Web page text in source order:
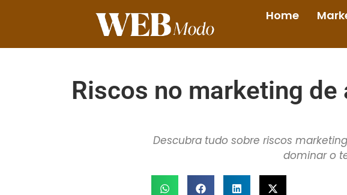
Home
Riscos no marketing
Descubra tudo sobre riscos
dominar o